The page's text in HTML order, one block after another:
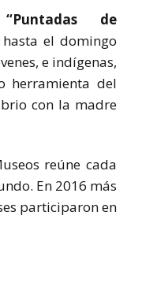
de
el domingo
e indígenas,
herramienta del
con la madre
reúne cada
En 2016 más
participaron en